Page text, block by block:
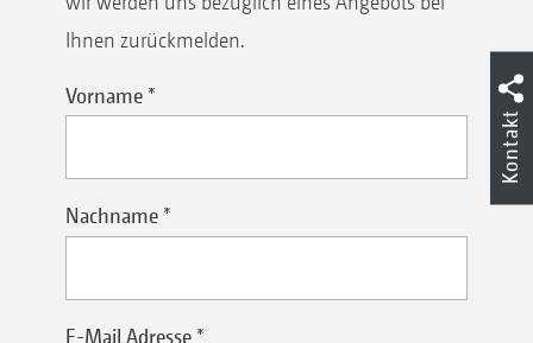
Ihnen zurückmelden.
Vorname *
Nachname *
E-Mail Adresse *
Kontakt